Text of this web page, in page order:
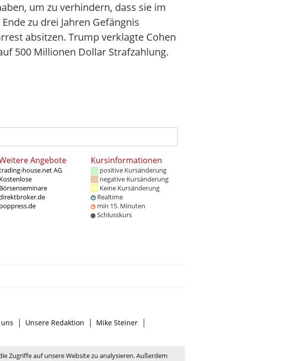
um zu verhindern, dass sie im
zu drei Jahren Gefängnis
absitzen. Trump verklagte Cohen
500 Millionen Dollar Strafzahlung.
Angebote
house.net AG
Kostenlose
Börsenseminare
poppress.de
Kursinformationen
positive Kursänderung
negative Kursänderung
Keine Kursänderung
Realtime
min 15. Minuten
Schlusskurs
| Unsere Redaktion | Mike Steiner |
Zugriffe auf unsere Website zu analysieren. Außerdem